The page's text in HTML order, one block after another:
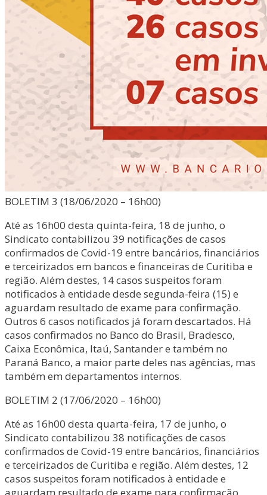
BOLETIM 3 (18/06/2020 – 16h00)
Até as 16h00 desta quinta-feira, 18 de junho, o
Sindicato contabilizou 39 notificações de casos
confirmados de Covid-19 entre bancários, financiários
e terceirizados em bancos e financeiras de Curitiba e
região. Além destes, 14 casos suspeitos foram
notificados à entidade desde segunda-feira (15) e
aguardam resultado de exame para confirmação.
Outros 6 casos notificados já foram descartados. Há
casos confirmados no Banco do Brasil, Bradesco,
Caixa Econômica, Itaú, Santander e também no
Paraná Banco, a maior parte deles nas agências, mas
também em departamentos internos.
BOLETIM 2 (17/06/2020 – 16h00)
Até as 16h00 desta quarta-feira, 17 de junho, o
Sindicato contabilizou 38 notificações de casos
confirmados de Covid-19 entre bancários, financiários
e terceirizados de Curitiba e região. Além destes, 12
casos suspeitos foram notificados à entidade e